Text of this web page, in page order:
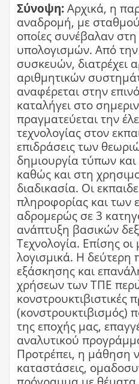
Σύνοψη:Αρχικά, η
αναδρομή, με
οποίες συνέβαλαν
υπολογισμών. Από
συσκευών, διατρέχει
αριθμητικών
αναφέρεται στην
καταλήγει στο
πραγματεύεται την
τεχνολογίας στον
επιδράσεις των
δημιουργία τύπων
καθώς και στη
διαδικασία. Οι
πληροφορίας και των
αδρομερώς σε 3
ανάπτυξη βασικών
Τεχνολογία. Επίσης
λογισμικά. Η δεύτερη
εξάσκησης και
χρήσεων των ΤΠΕ
κονστρουκτιβιστικές
(κονστρουκτιβισμός)
της εποχής μας,
αναλυτικού
Προτρέπει, η μάθηση
καταστάσεις,